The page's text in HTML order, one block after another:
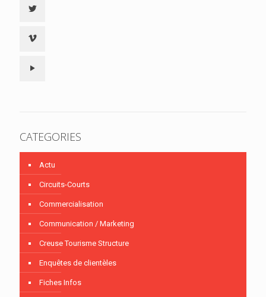
CATEGORIES
Actu
Circuits-Courts
Commercialisation
Communication / Marketing
Creuse Tourisme Structure
Enquêtes de clientèles
Fiches Infos